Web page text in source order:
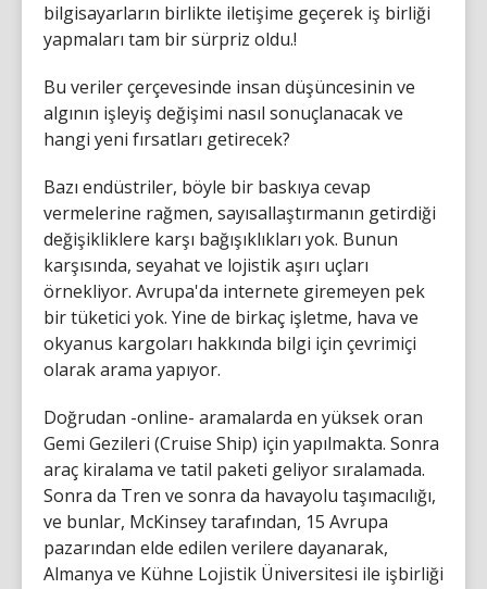
bilgisayarların birlikte iletişime geçerek iş birliği
yapmaları tam bir sürpriz oldu.!
Bu veriler çerçevesinde insan düşüncesinin ve
algının işleyiş değişimi nasıl sonuçlanacak ve
hangi yeni fırsatları getirecek?
Bazı endüstriler, böyle bir baskıya cevap
vermelerine rağmen, sayısallaştırmanın getirdiği
değişikliklere karşı bağışıklıkları yok. Bunun
karşısında, seyahat ve lojistik aşırı uçları
örnekliyor. Avrupa'da internete giremeyen pek
bir tüketici yok. Yine de birkaç işletme, hava ve
okyanus kargoları hakkında bilgi için çevrimiçi
olarak arama yapıyor.
Doğrudan -online- aramalarda en yüksek oran
Gemi Gezileri (Cruise Ship) için yapılmakta. Sonra
araç kiralama ve tatil paketi geliyor sıralamada.
Sonra da Tren ve sonra da havayolu taşımacılığı,
ve bunlar, McKinsey tarafından, 15 Avrupa
pazarından elde edilen verilere dayanarak,
Almanya ve Kühne Lojistik Üniversitesi ile işbirliği